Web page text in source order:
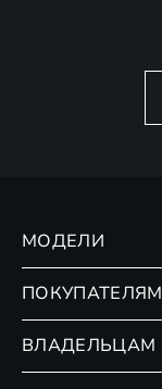
МОДЕЛИ
ПОКУПАТЕЛЯМ
ВЛАДЕЛЬЦАМ